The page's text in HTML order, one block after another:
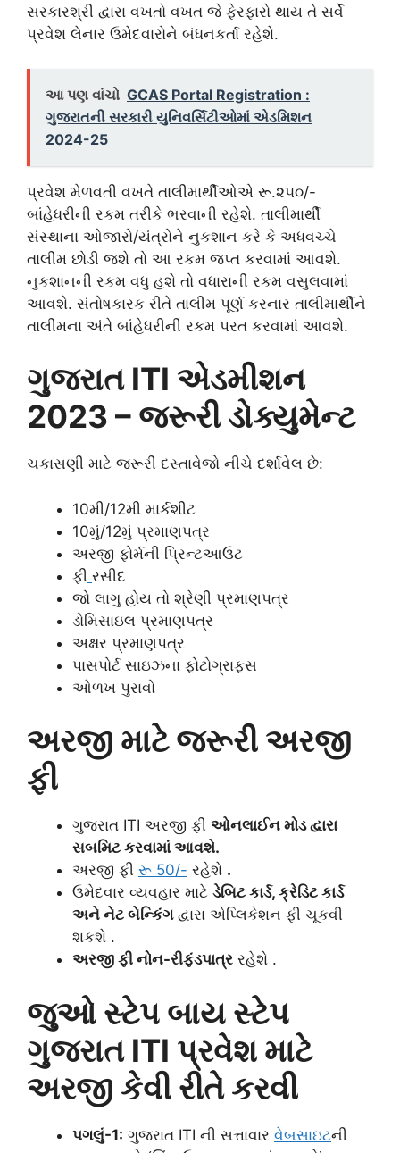
સરકારશ્રી દ્વારા વખતો વખત જે ફેરફારો થાય તે સર્વે
પ્રવેશ લેનાર ઉમેદવારોને બંધનકર્તા રહેશે.
આ પણ વાંચો GCAS Portal Registration :
ગુજરાતની સરકારી યુનિવર્સિટીઓમાં એડમિશન
2024-25
પ્રવેશ મેળવતી વખતે તાલીમાર્થીઓએ રૂ.૨૫૦/-
બાંહેધરીની રકમ તરીકે ભરવાની રહેશે. તાલીમાર્થી
સંસ્થાના ઓજારો/યંત્રોને નુકશાન કરે કે અધવચ્ચે
તાલીમ છોડી જશે તો આ રકમ જ્પ્ત કરવામાં આવશે.
નુકશાનની રકમ વધુ હશે તો વધારાની રકમ વસુલવામાં
આવશે. સંતોષકારક રીતે તાલીમ પૂર્ણ કરનાર તાલીમાર્થીને
તાલીમના અંતે બાંહેધરીની રકમ પરત કરવામાં આવશે.
ગુજરાત ITI એડમીશન
2023 – જરૂરી ડોક્યુમેન્ટ
ચકાસણી માટે જરૂરી દસ્તાવેજો નીચે દર્શાવેલ છે:
10મી/12મી માર્કશીટ
10મું/12મું પ્રમાણપત્ર
અરજી ફોર્મની પ્રિન્ટઆઉટ
ફી રસીદ
જો લાગુ હોય તો શ્રેણી પ્રમાણપત્ર
ડોમિસાઇલ પ્રમાણપત્ર
અક્ષર પ્રમાણપત્ર
પાસપોર્ટ સાઇઝના ફોટોગ્રાફ્સ
ઓળખ પુરાવો
અરજી માટે જરૂરી અરજી
ફી
ગુજરાત ITI અરજી ફી ઓનલાઈન મોડ દ્વારા
સબમિટ કરવામાં આવશે.
અરજી ફી રૂ 50/- રહેશે .
ઉમેદવાર વ્યવહાર માટે ડેબિટ કાર્ડ, ક્રેડિટ કાર્ડ
અને નેટ બેન્કિંગદ્વારા એપ્લિકેશન ફી ચૂકવી
શકશે .
અરજી ફી નોન-રીફંડપાત્ર રહેશે .
જુઓ સ્ટેપ બાય સ્ટેપ
ગુજરાત ITI પ્રવેશ માટે
અરજી કેવી રીતે કરવી
પગલું-1: ગુજરાત ITI ની સત્તાવાર વેબસાઇટની